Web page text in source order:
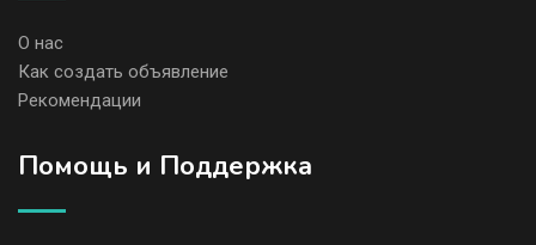
О нас
Как создать объявление
Рекомендации
Помощь и Поддержка